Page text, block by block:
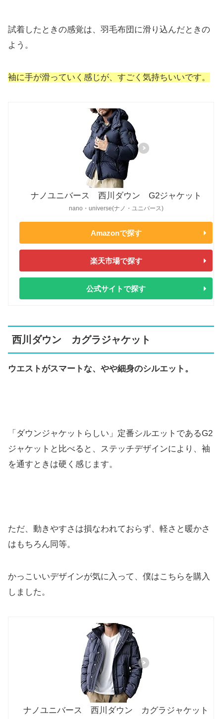
試着したときの感覚は、羽毛布団に滑り込んだときの
よう。
袖に手が滑っていく感じが、すごく気持ちいいです。
ナノユニバース 西川ダウン G2ジャケット
nano・universe(ナノ・ユニバース)
Amazonで探す
楽天市場で探す
公式サイトで探す
西川ダウン カグラジャケット
ウエストがスマートな、やや細身のシルエット。
「ダウンジャケットらしい」定番シルエットであるG2
ジャケットと比べると、ステッチデザインにより、袖
を通すときは硬く感じます。
ただ、動きやすさは損なわれておらず、軽さと暖かさ
はもちろん同等。
かっこいいデザインが気に入って、僕はこちらを購入
しました。
ナノユニバース 西川ダウン カグラジャケット